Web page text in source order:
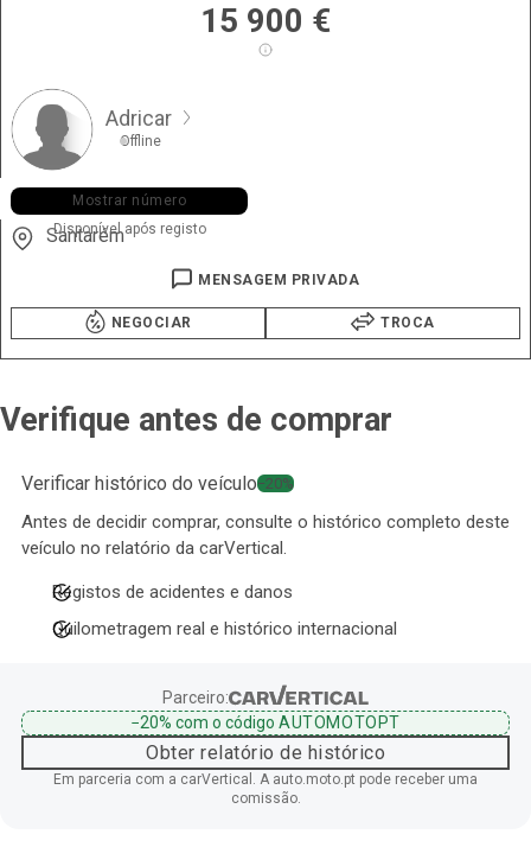
15 900 €
Adricar
Offline
+351 918 ••• •41
Mostrar número
Disponível após registo
Santarém
MENSAGEM PRIVADA
NEGOCIAR TROCA
Verifique antes de comprar
Verificar histórico do veículo−20%
Antes de decidir comprar, consulte o histórico completo deste
veículo no relatório da carVertical.
Registos de acidentes e danos
Quilometragem real e histórico internacional
Parceiro:
−20%com o código AUTOMOTOPT
Obter relatório de histórico
Em parceria com a carVertical. A auto.moto.pt pode receber uma
comissão.